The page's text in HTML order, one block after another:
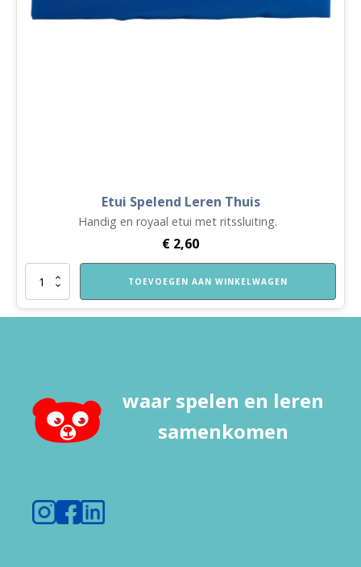
Etui Spelend Leren Thuis
Handig en royaal etui met ritssluiting.
€ 2,60
Etui
Leren
TOEVOEGEN AAN WINKELWAGEN
waar spelen en leren
samenkomen